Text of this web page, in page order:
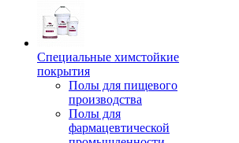
Специальные химстойкие
покрытия
Полы для пищевого
производства
Полы для
фармацевтической